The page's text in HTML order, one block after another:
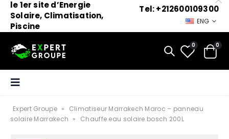
le 1er site d’Energie
Solaire, Climatisation,
Piscine
Tel: +212600109300
ENG
0 0
Expert Groupe »
Climatiseur Marrakech Maroc – panneau
solaire Marrakech » Chauffe eau solaire bosch 200L